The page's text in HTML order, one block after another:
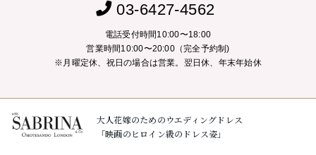
03-6427-4562
電話受付時間10:00〜18:00
営業時間10:00〜20:00（完全予約制)
※月曜定休、祝日の場合は営業。翌日休、年末年始休
大人花嫁のためのウエディングドレス
「映画のヒロイン級のドレス姿」